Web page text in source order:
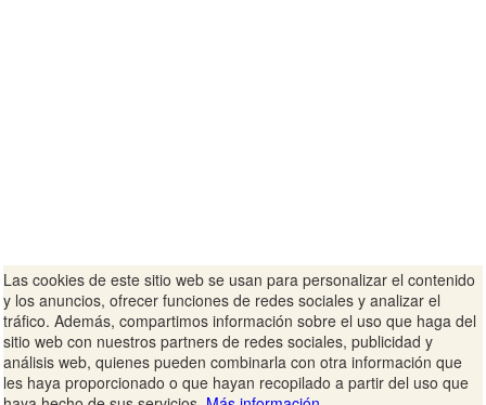
Las cookies de este sitio web se usan para personalizar el contenido
y los anuncios, ofrecer funciones de redes sociales y analizar el
tráfico. Además, compartimos información sobre el uso que haga del
sitio web con nuestros partners de redes sociales, publicidad y
análisis web, quienes pueden combinarla con otra información que
les haya proporcionado o que hayan recopilado a partir del uso que